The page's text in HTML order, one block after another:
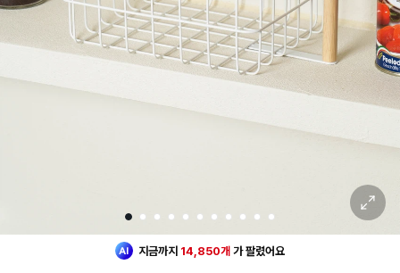
1 2 3 4 5 6 7 8 9 10 11
확대 보기
지금까지 14,850개 가팔렸어요